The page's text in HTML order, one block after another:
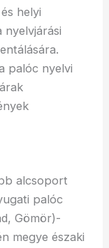
helyi
nyelvjárási
palóc nyelvi
alcsoport
palóc
Gömör)-
megye északi